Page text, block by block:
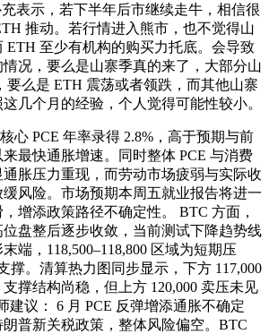
表示，若下半年后市继续走牛，相信很
推动。若行情进入熊市，也不觉得山
ETH 至少有机构的购买力托底。会导致
况，要么是山寨季真的来了，大部分山
要么是 ETH 震荡或者领跌，而其他山寨
几个月的经验，个人觉得可能性较小。
心 PCE 年率录得 2.8%，高于预期与前
最快通胀增速。同时整体 PCE 与消费
胀压力重现，而劳动市场疲弱与实际收
风险。市场预期本周五就业报告将进一
增添政策路径不确定性。 BTC 方面，
位盘整后逐步收敛，当前测试下降趋势线
端，118,500–118,800 区域为短期压
撑。清算热力图同步显示，下方 117,000
撑结构尚稳，但上方 120,000 卖压未见
建议： 6 月 PCE 反弹增添通胀不确定
普新关税政策，整体风险偏空。BTC